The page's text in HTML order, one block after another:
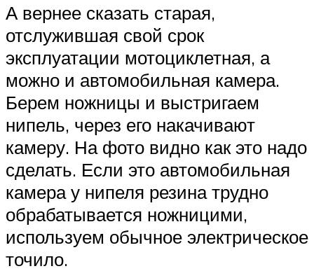
А вернее сказать старая,
отслужившая свой срок
эксплуатации мотоциклетная, а
можно и автомобильная камера.
Берем ножницы и выстригаем
нипель, через его накачивают
камеру. На фото видно как это надо
сделать. Если это автомобильная
камера у нипеля резина трудно
обрабатывается ножницими,
используем обычное электрическое
точило.